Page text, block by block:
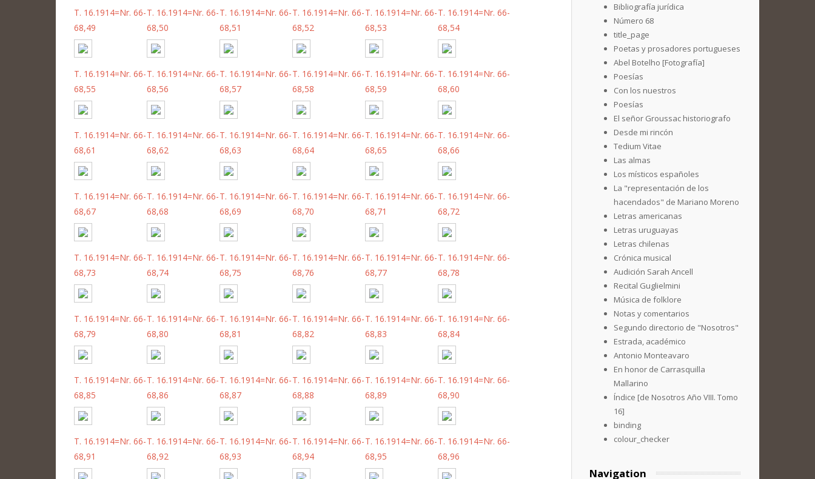
T. 16.1914=Nr. 66-
68,49
T. 16.1914=Nr. 66-
68,50
T. 16.1914=Nr. 66-
68,51
T. 16.1914=Nr. 66-
68,52
T. 16.1914=Nr. 66-
68,53
T. 16.1914=Nr. 66-
68,54
T. 16.1914=Nr. 66-
68,55
T. 16.1914=Nr. 66-
68,56
T. 16.1914=Nr. 66-
68,57
T. 16.1914=Nr. 66-
68,58
T. 16.1914=Nr. 66-
68,59
T. 16.1914=Nr. 66-
68,60
T. 16.1914=Nr. 66-
68,61
T. 16.1914=Nr. 66-
68,62
T. 16.1914=Nr. 66-
68,63
T. 16.1914=Nr. 66-
68,64
T. 16.1914=Nr. 66-
68,65
T. 16.1914=Nr. 66-
68,66
T. 16.1914=Nr. 66-
68,67
T. 16.1914=Nr. 66-
68,68
T. 16.1914=Nr. 66-
68,69
T. 16.1914=Nr. 66-
68,70
T. 16.1914=Nr. 66-
68,71
T. 16.1914=Nr. 66-
68,72
T. 16.1914=Nr. 66-
68,73
T. 16.1914=Nr. 66-
68,74
T. 16.1914=Nr. 66-
68,75
T. 16.1914=Nr. 66-
68,76
T. 16.1914=Nr. 66-
68,77
T. 16.1914=Nr. 66-
68,78
T. 16.1914=Nr. 66-
68,79
T. 16.1914=Nr. 66-
68,80
T. 16.1914=Nr. 66-
68,81
T. 16.1914=Nr. 66-
68,82
T. 16.1914=Nr. 66-
68,83
T. 16.1914=Nr. 66-
68,84
T. 16.1914=Nr. 66-
68,85
T. 16.1914=Nr. 66-
68,86
T. 16.1914=Nr. 66-
68,87
T. 16.1914=Nr. 66-
68,88
T. 16.1914=Nr. 66-
68,89
T. 16.1914=Nr. 66-
68,90
T. 16.1914=Nr. 66-
68,91
T. 16.1914=Nr. 66-
68,92
T. 16.1914=Nr. 66-
68,93
T. 16.1914=Nr. 66-
68,94
T. 16.1914=Nr. 66-
68,95
T. 16.1914=Nr. 66-
68,96
Bibliografía jurídica
Número 68
title_page
Poetas y prosadores portugueses
Abel Botelho [Fotografía]
Poesías
Con los nuestros
Poesías
El señor Groussac historiografo
Desde mi rincón
Tedium Vitae
Las almas
Los místicos españoles
La "representación de los
hacendados" de Mariano Moreno
Letras americanas
Letras uruguayas
Letras chilenas
Crónica musical
Audición Sarah Ancell
Recital Guglielmini
Música de folklore
Notas y comentarios
Segundo directorio de "Nosotros"
Estrada, académico
Antonio Monteavaro
En honor de Carrasquilla
Mallarino
Índice [de Nosotros Año VIII. Tomo
16]
binding
colour_checker
Navigation